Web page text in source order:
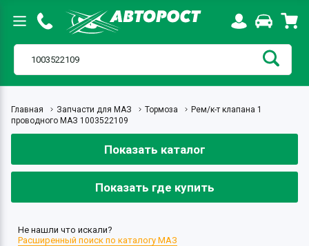
Главная Запчасти для МАЗ Тормоза
Рем/к-т клапана 1
проводного МАЗ 1003522109
Показать каталог
Показать где купить
Не нашли что искали?
Расширенный поиск по каталогу МАЗ